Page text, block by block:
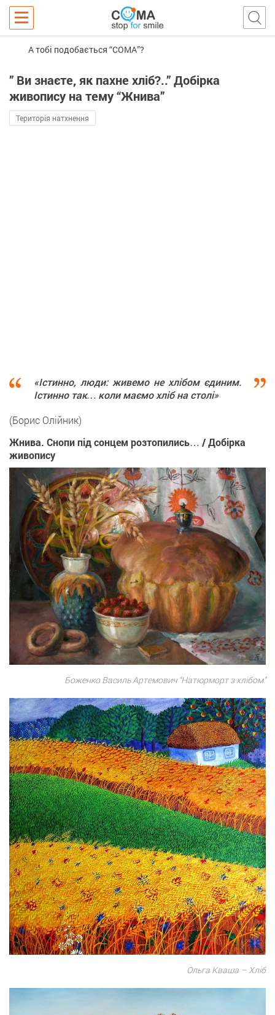
А тобі подобається “COMA”?
” Ви знаєте, як пахне хліб?..” Добірка
живопису на тему “Жнива”
Територія натхнення
«Істинно, люди: живемо не хлібом єдиним.
Істинно так… коли маємо хліб на столі»
(Борис Олійник)
Жнива. Снопи під сонцем розтопились… / Добірка
живопису
Боженко Василь Артемович “Натюрморт з хлібом”
Ольга Кваша – Хліб